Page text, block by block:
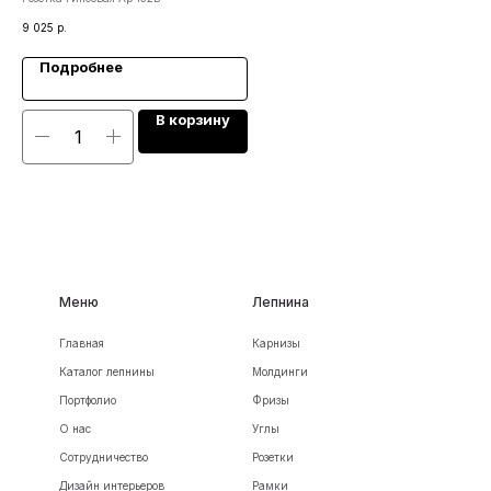
9 025 р.
Подробнее
В корзину
Меню
Главная
О нас
Каталог лепнины
Портфолио
Сотрудничество
Дизайн интерьеров
Лепнина
Карнизы
Молдинги
Фризы
Углы
Розетки
Рамки